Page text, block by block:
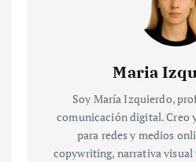
Maria
Soy María Izquierdo,
comunicación digital. Creo
para redes y medios
copywriting, narrativa visual